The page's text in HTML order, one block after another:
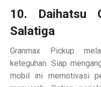
10. Daihatsu
Salatiga
Granmax Pickup
keteguhan. Siap
mobil ini memotivasi